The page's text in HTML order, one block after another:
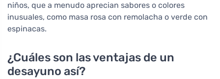
niños, que a menudo aprecian sabores o colores
inusuales, como masa rosa con remolacha o verde con
espinacas.
¿Cuáles son las ventajas de un
desayuno así?